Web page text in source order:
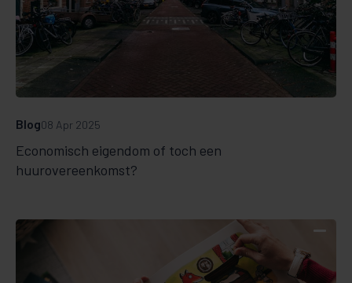
Economisch eigendom of toch een
huurovereenkomst?
Blog08 Apr 2025